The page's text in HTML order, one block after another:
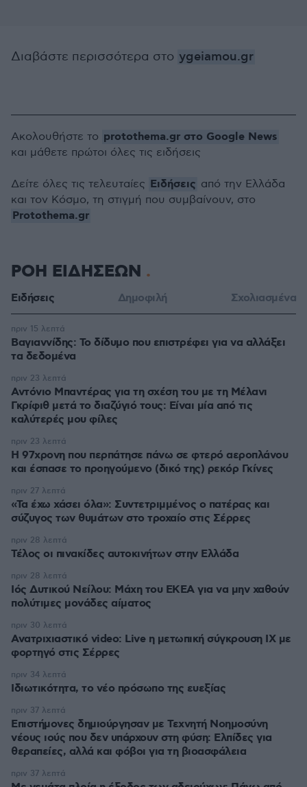
Διαβάστε περισσότερα στο ygeiamou.gr
Ακολουθήστε το protothema.gr στο Google News
και μάθετε πρώτοι όλες τις ειδήσεις
Δείτε όλες τις τελευταίες Ειδήσεις από την Ελλάδα
και τον Κόσμο, τη στιγμή που συμβαίνουν, στο
Protothema.gr
ΡΟΗ ΕΙΔΗΣΕΩΝ
Ειδήσεις Δημοφιλή Σχολιασμένα
Βαγιαννίδης: Το δίδυμο που επιστρέφει για να αλλάξει
τα δεδομένα
πριν 15 λεπτά
Αντόνιο Μπαντέρας για τη σχέση του με τη Μέλανι
Γκρίφιθ μετά το διαζύγιό τους: Είναι μία από τις
καλύτερές μου φίλες
πριν 23 λεπτά
Η 97χρονη που περπάτησε πάνω σε φτερό αεροπλάνου
και έσπασε το προηγούμενο (δικό της) ρεκόρ Γκίνες
πριν 23 λεπτά
«Τα έχω χάσει όλα»: Συντετριμμένος ο πατέρας και
σύζυγος των θυμάτων στο τροχαίο στις Σέρρες
πριν 27 λεπτά
Τέλος οι πινακίδες αυτοκινήτων στην Ελλάδα
πριν 28 λεπτά
Ιός Δυτικού Νείλου: Μάχη του ΕΚΕΑ για να μην χαθούν
πολύτιμες μονάδες αίματος
πριν 28 λεπτά
Ανατριχιαστικό video: Live η μετωπική σύγκρουση ΙΧ με
φορτηγό στις Σέρρες
πριν 30 λεπτά
Ιδιωτικότητα, το νέο πρόσωπο της ευεξίας
πριν 34 λεπτά
Επιστήμονες δημιούργησαν με Τεχνητή Νοημοσύνη
νέους ιούς που δεν υπάρχουν στη φύση: Ελπίδες για
θεραπείες, αλλά και φόβοι για τη βιοασφάλεια
πριν 37 λεπτά
πριν 37 λεπτά